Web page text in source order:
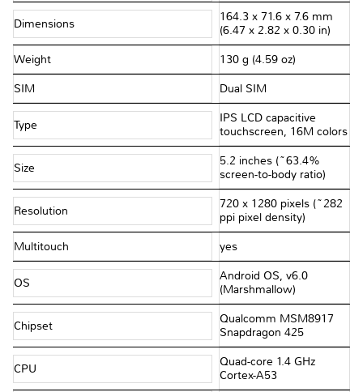
Dimensions
164.3 x 71.6 x 7.6 mm
(6.47 x 2.82 x 0.30 in)
Weight 130 g (4.59 oz)
SIM Dual SIM
Type
IPS LCD capacitive
touchscreen, 16M colors
Size
5.2 inches (~63.4%
screen-to-body ratio)
Resolution
720 x 1280 pixels (~282
ppi pixel density)
Multitouch yes
OS
Android OS, v6.0
(Marshmallow)
Chipset
Qualcomm MSM8917
Snapdragon 425
CPU
Quad-core 1.4 GHz
Cortex-A53